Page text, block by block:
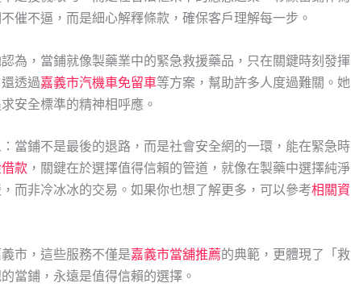
催不逼，而是細心解釋條款，確保客戶理解每一步。
為，當鋪就像製藥業中的緊急救援藥品，只在關鍵時刻發揮
透過嘉義市汽機車免留車等方案，幫助許多人度過難關。她
安全標準的精神相呼應。
當鋪不是最後的退路，而是社會安全網的一環，能在緊急時
款，關鍵在於選擇值得信賴的管道，就像在製藥中選擇純淨
而非冷冰冰的交易。如果你也想了解更多，可以參考相關資
市，這些服務不僅是嘉義市當舖推薦的典範，更體現了「救
當鋪，永遠是值得信賴的選擇。